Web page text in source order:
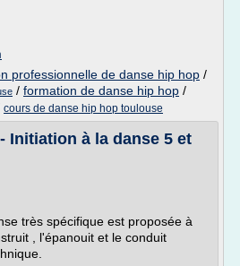
professionnelle de danse hip hop /
/ formation de danse hip hop /
cours de danse hip hop toulouse
Initiation à la danse 5 et
très spécifique est proposée à
, l'épanouit et le conduit